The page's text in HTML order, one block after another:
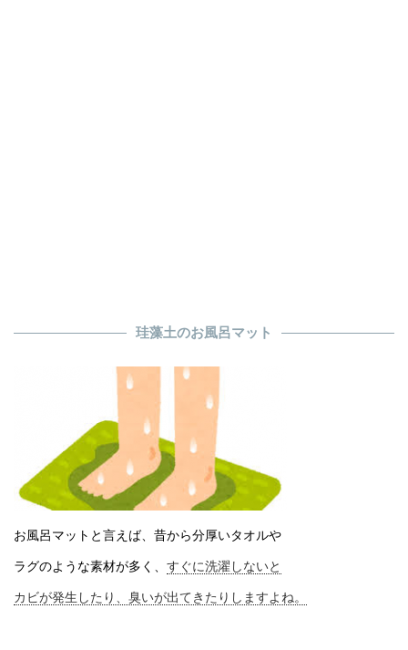
珪藻土のお風呂マット
お風呂マットと言えば、昔から分厚いタオルや
ラグのような素材が多く、 すぐに洗濯しないと
カビが発生したり、臭いが出てきたりしますよね。